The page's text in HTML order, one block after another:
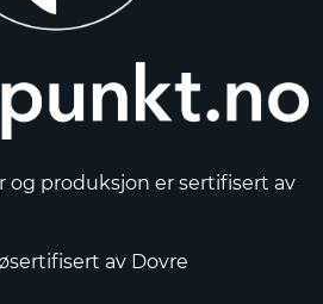
og produksjon er sertifisert av
av Dovre